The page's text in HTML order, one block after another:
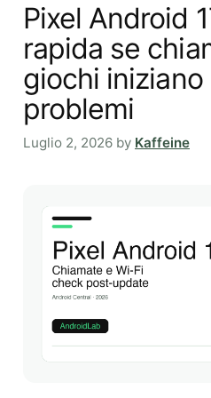
Pixel Android
rapida se
giochi iniziano
problemi
Luglio 2, 2026 by Kaffeine